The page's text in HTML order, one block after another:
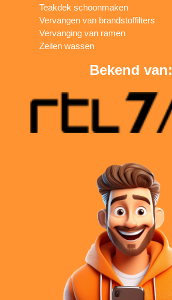
Teakdek schoonmaken
Vervangen van brandstoffilters
Vervanging van ramen
Zeilen wassen
Bekend van: